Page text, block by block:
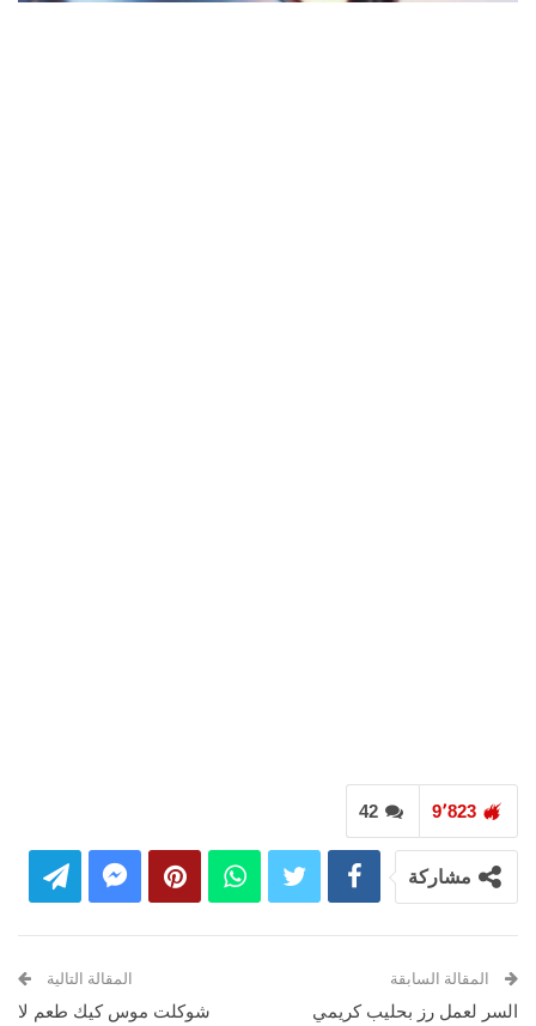
42 9٬823
مشاركة
المقالة السابقة
السر لعمل رز بحليب كريمي
المقالة التالية
شوكلت موس كيك طعم لا